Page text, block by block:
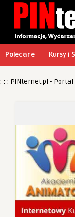
Polecane Kursy i
: : : PINternet.pl -